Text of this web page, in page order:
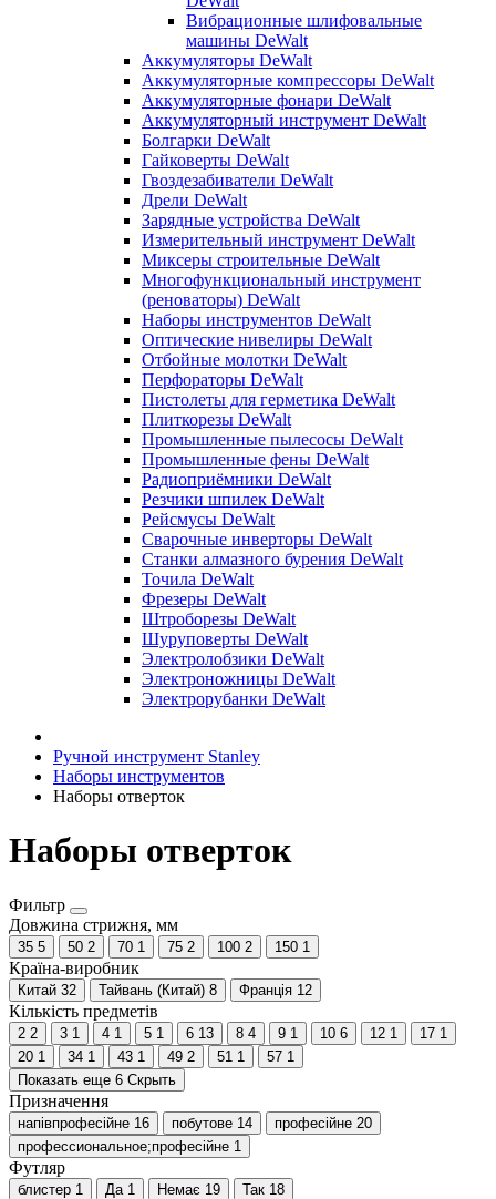
Вибрационные шлифовальные
машины DeWalt
Аккумуляторы DeWalt
Аккумуляторные компрессоры DeWalt
Аккумуляторные фонари DeWalt
Аккумуляторный инструмент DeWalt
Болгарки DeWalt
Гайковерты DeWalt
Гвоздезабиватели DeWalt
Дрели DeWalt
Зарядные устройства DeWalt
Измерительный инструмент DeWalt
Миксеры строительные DeWalt
Многофункциональный инструмент
(реноваторы) DeWalt
Наборы инструментов DeWalt
Оптические нивелиры DeWalt
Отбойные молотки DeWalt
Перфораторы DeWalt
Пистолеты для герметика DeWalt
Плиткорезы DeWalt
Промышленные пылесосы DeWalt
Промышленные фены DeWalt
Радиоприёмники DeWalt
Резчики шпилек DeWalt
Рейсмусы DeWalt
Сварочные инверторы DeWalt
Станки алмазного бурения DeWalt
Точила DeWalt
Фрезеры DeWalt
Штроборезы DeWalt
Шуруповерты DeWalt
Электролобзики DeWalt
Электроножницы DeWalt
Электрорубанки DeWalt
Ручной инструмент Stanley
Наборы инструментов
Наборы отверток
Наборы отверток
Фильтр
Довжина стрижня, мм
35 5 50 2 70 1 75 2 100 2 150 1
Країна-виробник
Китай 32 Тайвань (Китай) 8 Франція 12
Кількість предметів
2 2 3 1 4 1 5 1 6 13 8 4 9 1 10 6 12 1 17 1
20 1 34 1 43 1 49 2 51 1 57 1
Показать еще 6 Скрыть
Призначення
напівпрофесійне 16 побутове 14 професійне 20
профессиональное;професійне 1
Футляр
блистер 1 Да 1 Немає 19 Так 18